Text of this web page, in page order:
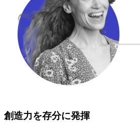
創造力を存分に発揮